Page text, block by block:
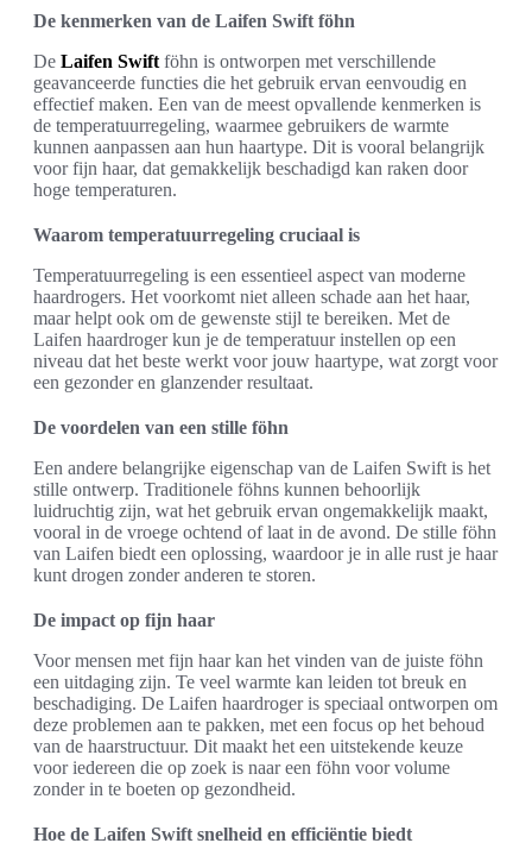
De kenmerken van de Laifen Swift föhn
De Laifen Swift föhn is ontworpen met verschillende
geavanceerde functies die het gebruik ervan eenvoudig en
effectief maken. Een van de meest opvallende kenmerken is
de temperatuurregeling, waarmee gebruikers de warmte
kunnen aanpassen aan hun haartype. Dit is vooral belangrijk
voor fijn haar, dat gemakkelijk beschadigd kan raken door
hoge temperaturen.
Waarom temperatuurregeling cruciaal is
Temperatuurregeling is een essentieel aspect van moderne
haardrogers. Het voorkomt niet alleen schade aan het haar,
maar helpt ook om de gewenste stijl te bereiken. Met de
Laifen haardroger kun je de temperatuur instellen op een
niveau dat het beste werkt voor jouw haartype, wat zorgt voor
een gezonder en glanzender resultaat.
De voordelen van een stille föhn
Een andere belangrijke eigenschap van de Laifen Swift is het
stille ontwerp. Traditionele föhns kunnen behoorlijk
luidruchtig zijn, wat het gebruik ervan ongemakkelijk maakt,
vooral in de vroege ochtend of laat in de avond. De stille föhn
van Laifen biedt een oplossing, waardoor je in alle rust je haar
kunt drogen zonder anderen te storen.
De impact op fijn haar
Voor mensen met fijn haar kan het vinden van de juiste föhn
een uitdaging zijn. Te veel warmte kan leiden tot breuk en
beschadiging. De Laifen haardroger is speciaal ontworpen om
deze problemen aan te pakken, met een focus op het behoud
van de haarstructuur. Dit maakt het een uitstekende keuze
voor iedereen die op zoek is naar een föhn voor volume
zonder in te boeten op gezondheid.
Hoe de Laifen Swift snelheid en efficiëntie biedt